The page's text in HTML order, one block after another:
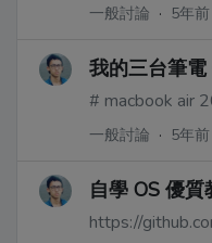
一般討論 · 5年前
我的三台筆
# macbook air
一般討論 · 5年前
自學 OS 優質
https://